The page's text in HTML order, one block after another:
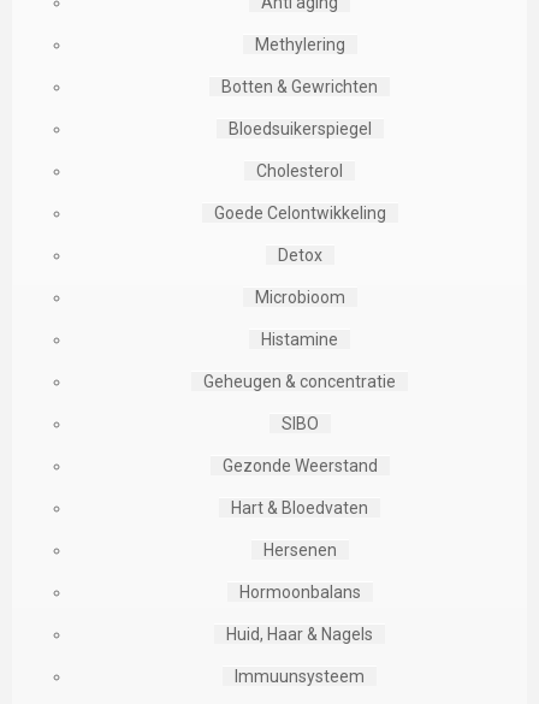
Methylering
Botten & Gewrichten
Bloedsuikerspiegel
Cholesterol
Goede Celontwikkeling
Detox
Microbioom
Histamine
Geheugen & concentratie
SIBO
Gezonde Weerstand
Hart & Bloedvaten
Hersenen
Hormoonbalans
Huid, Haar & Nagels
Immuunsysteem